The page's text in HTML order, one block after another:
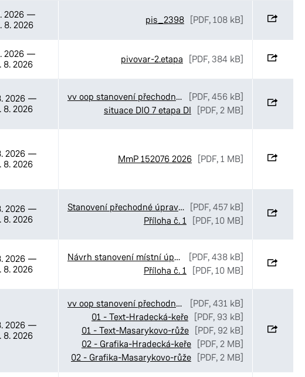
2026 —
8. 2026
pis_2398 [PDF, 108 kB]
2026 —
8. 2026
pivovar-2.etapa [PDF, 384 kB]
2026—
8. 2026
vv oop stanovení přechodné úpravy SmP Bartoňova
[PDF, 456 kB]
situace DIO 7 etapa DI
[PDF, 2 MB]
2026—
8. 2026
MmP 152076 2026 [PDF, 1 MB]
2026—
8. 2026
Stanovení přechodné úpravy provozu v ulicích Luční_Ve Stezkách a K Pardubičkám v Pardubicích [PDF, 457 kB]
Příloha č. 1 [PDF, 10 MB]
2026—
8. 2026
Návrh stanovení místní úpravy provozu v ulicích Luční_Ve Stezkách a K Pardubičkám
[PDF, 438 kB]
Příloha č. 1 [PDF, 10 MB]
2026—
8. 2026
vv oop stanovení přechodné úpravy MOI středové ostrůvky
[PDF, 431 kB]
01 - Text-Hradecká-keře [PDF, 93 kB]
01 - Text-Masarykovo-růže [PDF, 92 kB]
02 - Grafika-Hradecká-keře [PDF, 2 MB]
02 - Grafika-Masarykovo-růže [PDF, 2 MB]